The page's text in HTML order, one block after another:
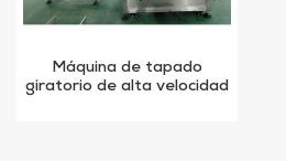
Máquina de tapado
giratorio de alta velocidad